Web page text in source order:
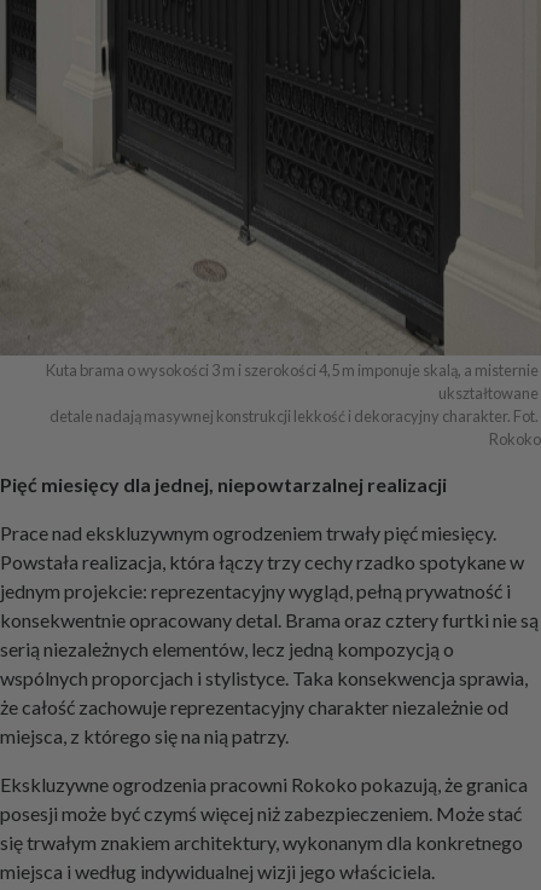
Kuta brama o wysokości 3 m i szerokości 4,5 m imponuje skalą, a misternie
ukształtowane
detale nadają masywnej konstrukcji lekkość i dekoracyjny charakter. Fot.
Rokoko
Pięć miesięcy dla jednej, niepowtarzalnej realizacji
Prace nad ekskluzywnym ogrodzeniem trwały pięć miesięcy.
Powstała realizacja, która łączy trzy cechy rzadko spotykane w
jednym projekcie: reprezentacyjny wygląd, pełną prywatność i
konsekwentnie opracowany detal. Brama oraz cztery furtki nie są
serią niezależnych elementów, lecz jedną kompozycją o
wspólnych proporcjach i stylistyce. Taka konsekwencja sprawia,
że całość zachowuje reprezentacyjny charakter niezależnie od
miejsca, z którego się na nią patrzy.
Ekskluzywne ogrodzenia pracowni Rokoko pokazują, że granica
posesji może być czymś więcej niż zabezpieczeniem. Może stać
się trwałym znakiem architektury, wykonanym dla konkretnego
miejsca i według indywidualnej wizji jego właściciela.